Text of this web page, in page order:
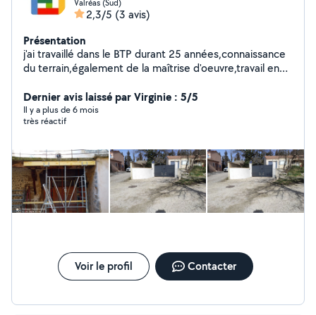
Valréas (Sud)
2,3/5 (3 avis)
Présentation
j'ai travaillé dans le BTP durant 25 années,connaissance
du terrain,également de la maîtrise d'oeuvre,travail en
bonne connaissance en
plomberie,électricité,placoplatre
Dernier avis laissé par Virginie : 5/5
Il y a plus de 6 mois
très réactif
Voir le profil Contacter